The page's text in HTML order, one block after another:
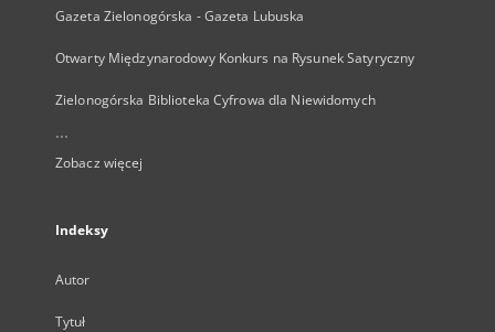
Gazeta Zielonogórska - Gazeta Lubuska
Otwarty Międzynarodowy Konkurs na Rysunek Satyryczny
Zielonogórska Biblioteka Cyfrowa dla Niewidomych
...
Zobacz więcej
Indeksy
Autor
Tytuł